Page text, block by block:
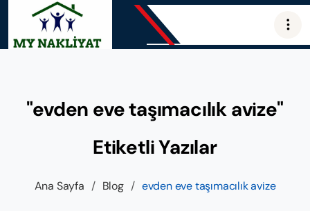
"evden eve taşımacılık avize"
Etiketli Yazılar
Ana Sayfa / Blog / evden eve taşımacılık avize